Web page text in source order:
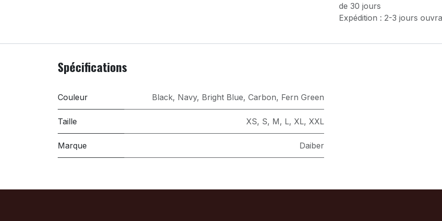
de 30 jours
Expédition : 2-3 jours
Spécifications
Couleur Black, Navy, Bright Blue, Carbon, Fern Green
Taille XS, S, M, L, XL, XXL
Marque Daiber